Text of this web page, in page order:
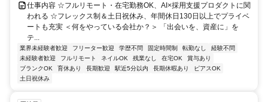
仕事内容 ☆フルリモート・在宅勤務OK、AI×採用支援プロダクトに関
われる ☆フレックス制＆土日祝休み、年間休日130日以上でプライベ
ートも充実 ＜何をやっている会社か？＞ 「出会いを、資産に」を
テ...
業界未経験者歓迎 フリーター歓迎 学歴不問 固定時間制 転勤なし
経験不問
未経験者歓迎
フルリモート ネイルOK 残業なし 在宅OK
賞与あり
ブランクOK
育休あり 長期歓迎 駅近5分以内 長期休暇あり
ピアスOK
土日祝休み